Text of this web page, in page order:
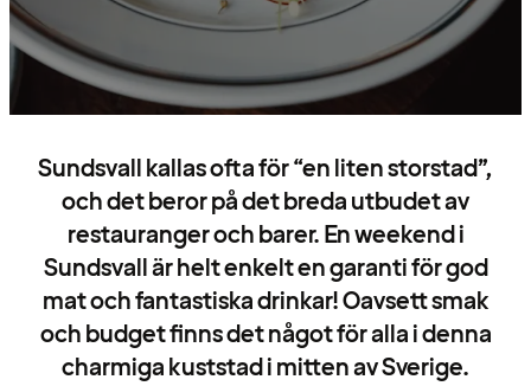
Sundsvall kallas ofta för “en liten storstad”,
och det beror på det breda utbudet av
restauranger och barer. En weekend i
Sundsvall är helt enkelt en garanti för god
mat och fantastiska drinkar! Oavsett smak
och budget finns det något för alla i denna
charmiga kuststad i mitten av Sverige.